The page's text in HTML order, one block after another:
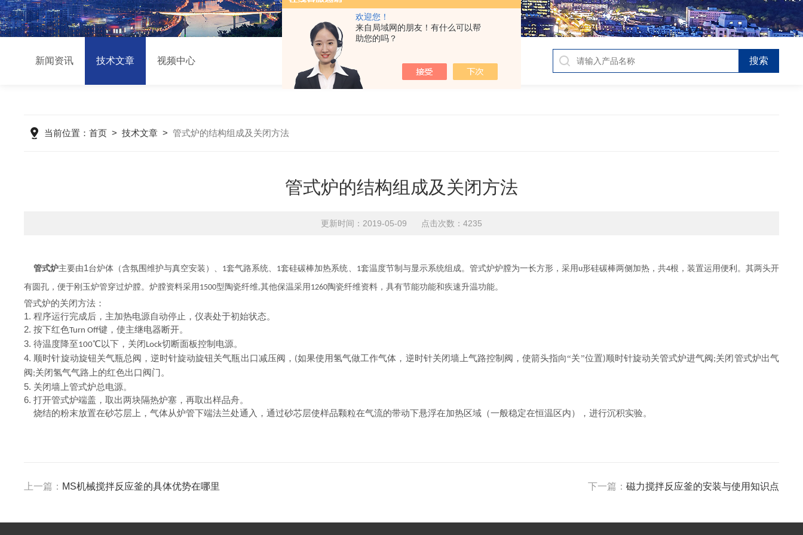
欢迎您！
来自局域网的朋友！有什么可以帮
助您的吗？
新闻资讯 技术文章 视频中心
当前位置：首页 >技术文章 >管式炉的结构组成及关闭方法
管式炉的结构组成及关闭方法
更新时间：2019-05-09 点击次数：4235
管式炉主要由1 台炉体（含氛围维护与真空安装）、 1套气路系统、 1套硅碳棒加热系统、 1套温度节制与显示系统组成。管式炉炉膛为一长方形，采用u形硅碳棒两侧加热，共4根，装置运用便利。其两头开
有圆孔，便于刚玉炉管穿过炉膛。炉膛资料采用 1500型陶瓷纤维,其他保温采用 1260陶瓷纤维资料，具有节能功能和疾速升温功能。
管式炉的关闭方法：
1.程序运行完成后，主加热电源自动停止，仪表处于初始状态。
2.按下红色Turn Off键，使主继电器断开。
3.待温度降至100℃以下，关闭 Lock切断面板控制电源。
4. 顺时针旋动旋钮关气瓶总阀，逆时针旋动旋钮关气瓶出口减压阀， (如果使用氢气做工作气体，逆时针关闭墙上气路控制阀，使箭头指向“关”位置)顺时针旋动关管式炉进气阀 ;关闭管式炉出气
阀 ;关闭氢气气路上的红色出口阀门。
5. 关闭墙上管式炉总电源。
6.打开管式炉端盖，取出两块隔热炉塞，再取出样品舟。
烧结的粉末放置在砂芯层上，气体从炉管下端法兰处通入，通过砂芯层使样品颗粒在气流的带动下悬浮在加热区域（一般稳定在恒温区内），进行沉积实验。
上一篇： MS机械搅拌反应釜的具体优势在哪里 下一篇： 磁力搅拌反应釜的安装与使用知识点